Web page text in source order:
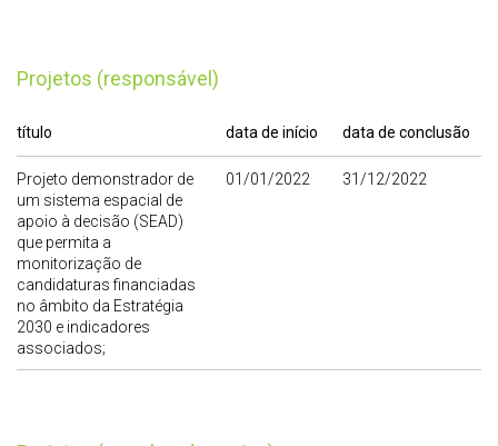
Projetos (responsável)
título data de início data de conclusão
Projeto demonstrador de
um sistema espacial de
apoio à decisão (SEAD)
que permita a
monitorização de
candidaturas financiadas
no âmbito da Estratégia
2030 e indicadores
associados;
01/01/2022 31/12/2022